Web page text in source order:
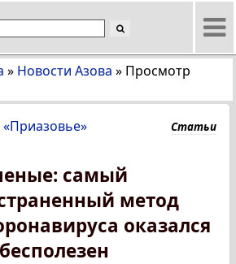
» Новости Азова » Просмотр
«Приазовье» Статьи
самый
метод
оказался
бесполезен